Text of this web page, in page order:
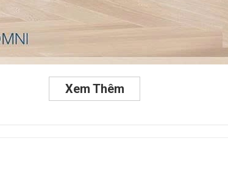
Xem Thêm